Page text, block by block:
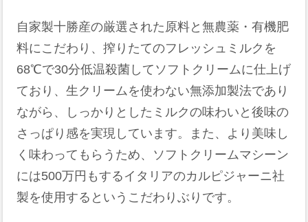
自家製十勝産の厳選された原料と無農薬・有機肥
料にこだわり、搾りたてのフレッシュミルクを
68℃で30分低温殺菌してソフトクリームに仕上げ
ており、生クリームを使わない無添加製法であり
ながら、しっかりとしたミルクの味わいと後味の
さっぱり感を実現しています。また、より美味し
く味わってもらうため、ソフトクリームマシーン
には500万円もするイタリアのカルピジャーニ社
製を使用するというこだわりぶりです。